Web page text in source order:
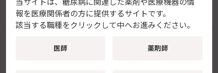
最新ニュース記事
ヒトiPS細胞でヒト心不全モデルを再現
当サイトは、糖尿病に関連した薬剤や医療機器の情
報を医療関係者の方に提供するサイトです。
該当する職種をクリックして中へお進みください。
医師 薬剤師